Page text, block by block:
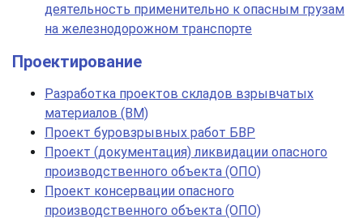
деятельность применительно к опасным грузам
на железнодорожном транспорте
Проектирование
Разработка проектов складов взрывчатых
материалов (ВМ)
Проект буровзрывных работ БВР
Проект (документация) ликвидации опасного
производственного объекта (ОПО)
Проект консервации опасного
производственного объекта (ОПО)